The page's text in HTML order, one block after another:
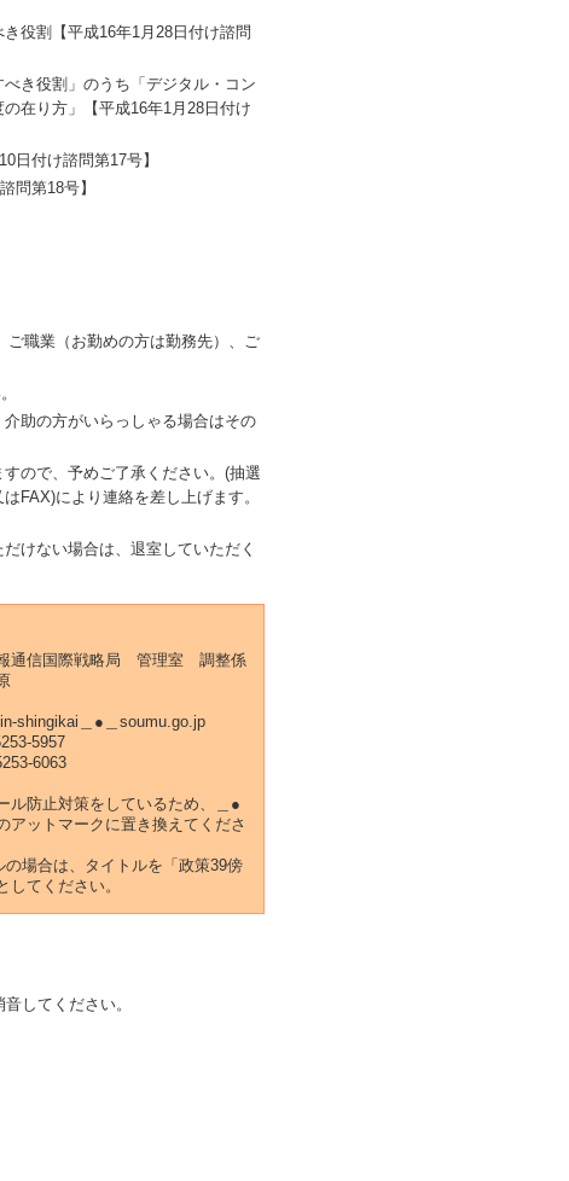
役割【平成16年1月28日付け諮問
き役割」のうち「デジタル・コン
在り方」【平成16年1月28日付け
日付け諮問第17号】
問第18号】
ご職業（お勤めの方は勤務先）、ご
助の方がいらっしゃる場合はその
ので、予めご了承ください。(抽選
FAX)により連絡を差し上げます。
けない場合は、退室していただく
通信国際戦略局 管理室 調整係
shingikai＿●＿soumu.go.jp
5957
6063
ル防止対策をしているため、＿●
アットマークに置き換えてくださ
場合は、タイトルを「政策39傍
してください。
してください。